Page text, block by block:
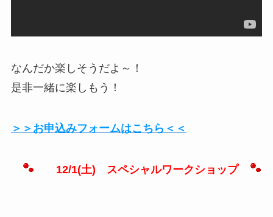
なんだか楽しそうだよ～！
是非一緒に楽しもう！
＞＞お申込みフォームはこちら＜＜
12/1(土) スペシャルワークショップ